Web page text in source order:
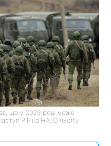
що у 2029 році може
РФ на НАТО (Getty